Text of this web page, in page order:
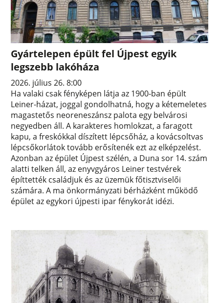
Gyártelepen épült fel Újpest egyik
legszebb lakóháza
2026. július 26. 8:00
Ha valaki csak fényképen látja az 1900-ban épült
Leiner-házat, joggal gondolhatná, hogy a kétemeletes
magastetős neoreneszánsz palota egy belvárosi
negyedben áll. A karakteres homlokzat, a faragott
kapu, a freskókkal díszített lépcsőház, a kovácsoltvas
lépcsőkorlátok tovább erősítenék ezt az elképzelést.
Azonban az épület Újpest szélén, a Duna sor 14. szám
alatti telken áll, az enyvgyáros Leiner testvérek
építtették családjuk és az üzemük főtisztviselői
számára. A ma önkormányzati bérházként működő
épület az egykori újpesti ipar fénykorát idézi.